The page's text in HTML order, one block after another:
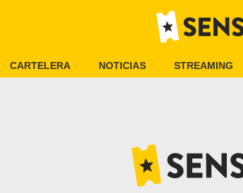
CARTELERA NOTICIAS STREAMING